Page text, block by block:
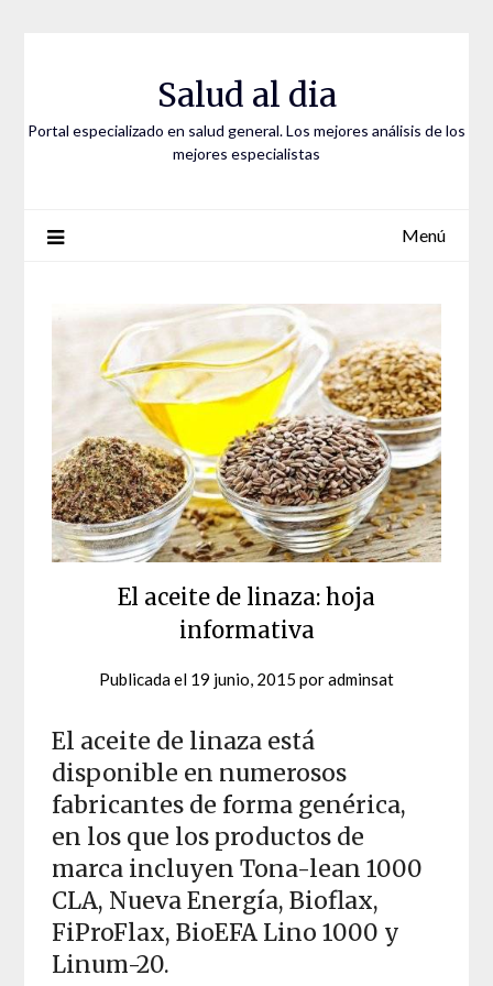
Salud al dia
Portal especializado en salud general. Los mejores análisis de los
mejores especialistas
Menú
El aceite de linaza: hoja
informativa
Publicada el 19 junio, 2015 poradminsat
El aceite de linaza está
disponible en numerosos
fabricantes de forma genérica,
en los que los productos de
marca incluyen Tona-lean 1000
CLA, Nueva Energía, Bioflax,
FiProFlax, BioEFA Lino 1000 y
Linum-20.